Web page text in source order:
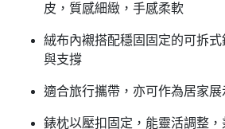
皮，質感細緻，手感柔軟
絨布內襯搭配穩固固定的可拆
與支撐
適合旅行攜帶，亦可作為居家
錶枕以壓扣固定，能靈活調整